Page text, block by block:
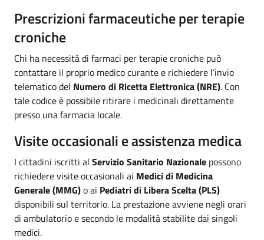
Prescrizioni farmaceutiche per terapie
croniche
Chi ha necessità di farmaci per terapie croniche può
contattare il proprio medico curante e richiedere l’invio
telematico del Numero di Ricetta Elettronica (NRE). Con
tale codice è possibile ritirare i medicinali direttamente
presso una farmacia locale.
Visite occasionali e assistenza medica
I cittadini iscritti al Servizio Sanitario Nazionale possono
richiedere visite occasionali ai Medici di Medicina
Generale (MMG)o ai Pediatri di Libera Scelta (PLS)
disponibili sul territorio. La prestazione avviene negli orari
di ambulatorio e secondo le modalità stabilite dai singoli
medici.